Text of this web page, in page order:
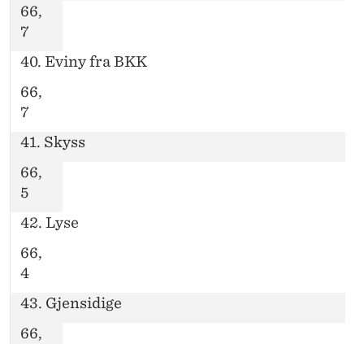
66,
7
40. Eviny fra BKK
66,
7
41. Skyss
66,
5
42. Lyse
66,
4
43. Gjensidige
66,